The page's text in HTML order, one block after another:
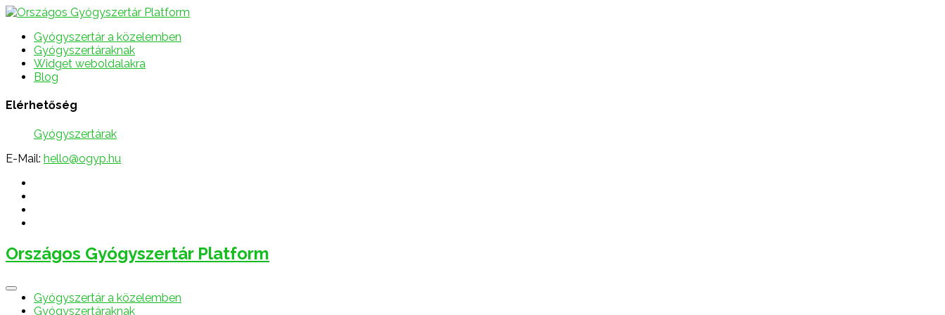
Gyógyszertár a közelemben
Gyógyszertáraknak
Widget weboldalakra
Blog
Elérhetőség
Gyógyszertárak
E-Mail: hello@ogyp.hu
Országos Gyógyszertár Platform
Gyógyszertár a közelemben
Gyógyszertáraknak